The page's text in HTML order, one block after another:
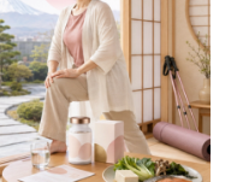
uống bổ não Ribeto Shoji
Ekisu Plus - 90 viên
|57.920
đ